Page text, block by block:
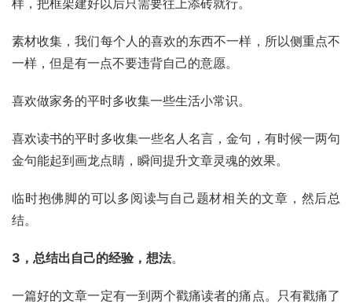
样，把框架建好以后只需要往上添砖就行。
素材收集，我们每个人的喜欢的东西不一样，所以侧重点不
一样，但是有一点不要违背自己的意愿。
喜欢做家务的平时多收集一些生活小常识。
喜欢读书的平时多收集一些名人名言，金句，有时候一两句
金句能起到画龙点睛，瞬间提升文章灵魂的效果。
临时抱佛脚的可以多阅读与自己题材相关的文章，然后总
结。
3，总结出自己的经验，想法。
一篇好的文章一定有一到两个戳痛读者的痛点。只有戳痛了